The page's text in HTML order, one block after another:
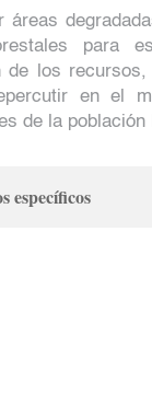
áreas
para
de los
en el
de la población
específicos